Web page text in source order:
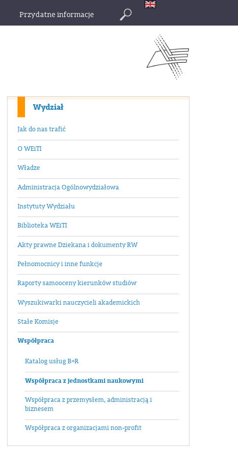
Przydatne informacje
Wydział
Jak do nas trafić
O WEiTI
Władze
Administracja Ogólnowydziałowa
Instytuty Wydziału
Biblioteka WEiTI
Akty prawne Dziekana i dokumenty RW
Pełnomocnicy i inne funkcje
Raporty samooceny kierunków studiów
Wyszukiwarki nauczycieli akademickich
Stałe Komisje
Współpraca
Katalog usług B+R
Współpraca z jednostkami naukowymi
Współpraca z przemysłem, administracją i
biznesem
Współpraca z organizacjami non-profit